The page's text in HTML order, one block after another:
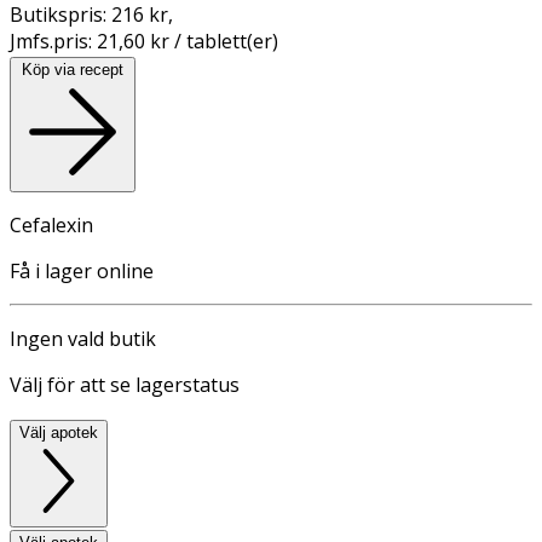
Butikspris: 216 kr,
Jmfs.pris: 21,60 kr / tablett(er)
Köp via recept
Cefalexin
Få i lager online
Ingen vald butik
Välj för att se lagerstatus
Välj apotek